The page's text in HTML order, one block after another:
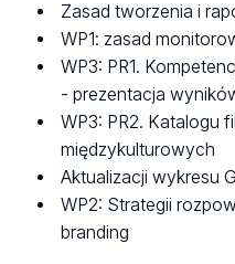
Zasad tworzenia i
WP1: zasad
WP3: PR1.
- prezentacja
WP3: PR2. Katalogu
międzykulturowych
Aktualizacji wykresu
WP2: Strategii
branding